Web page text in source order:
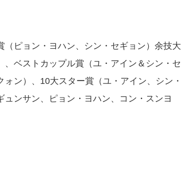
ピョン・ヨハン、シン・セギョン）余技大
ベストカップル賞（ユ・アイン＆シン・セ
ン）、10大スター賞（ユ・アイン、シン・
ンサン、ピョン・ヨハン、コン・スンヨ